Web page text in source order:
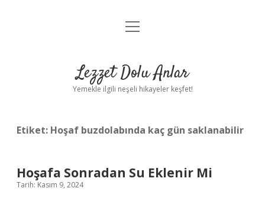
Anasayfa
Yasal Uyarı
menüyü
Lezzet Dolu Anlar
Yemekle ilgili neşeli hikayeler keşfet!
Etiket: Hoşaf buzdolabında kaç gün saklanabilir
Hoşafa Sonradan Su Eklenir Mi
Tarih: Kasım 9, 2024